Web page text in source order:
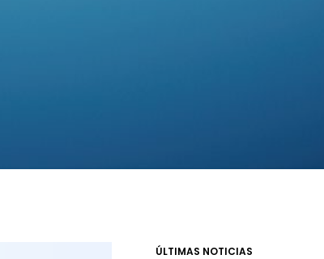
ÚLTIMAS NOTICIAS